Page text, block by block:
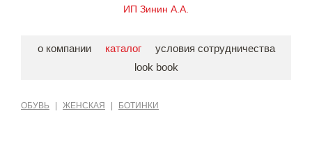
ИП Зинин А.А.
о компании каталог
условия сотрудничества
look book
ОБУВЬ ЖЕНСКАЯ БОТИНКИ